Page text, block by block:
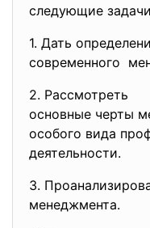
следующие
1. Дать
современного
2. Рассмотреть
основные черты
особого вида
деятельности.
3.
менеджмента.